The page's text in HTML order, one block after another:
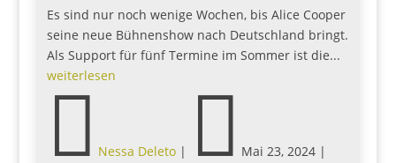
Es sind nur noch wenige Wochen, bis Alice Cooper
seine neue Bühnenshow nach Deutschland bringt.
Als Support für fünf Termine im Sommer ist die...
weiterlesen
 Nessa Deleto|  Mai 23, 2024|